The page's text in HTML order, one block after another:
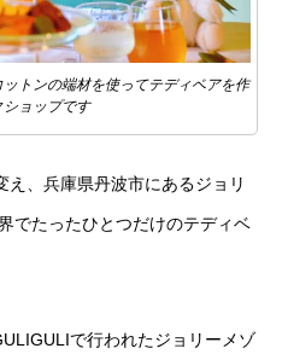
トンの端材を使ってテディベアを作
ショップです
、兵庫県丹波市にあるジョリ
でたったひとつだけのテディベ
で行われたジョリーメゾ